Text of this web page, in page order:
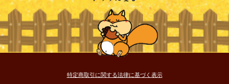
特定商取引に関する法律に基づく表示